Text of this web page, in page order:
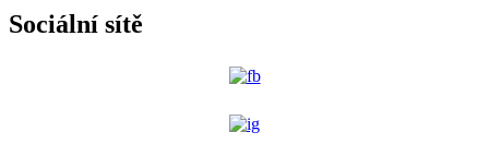
Sociální sítě